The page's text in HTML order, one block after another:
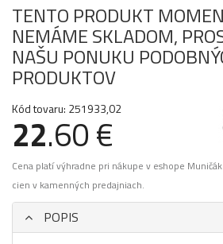
TENTO PRODUKT
NEMÁME SKLADOM,
NAŠU PONUKU
PRODUKTOV
Kód tovaru: 251933,02
22.60 €
Cena platí výhradne pri nákupe v eshope
cien v kamenných predajniach.
POPIS